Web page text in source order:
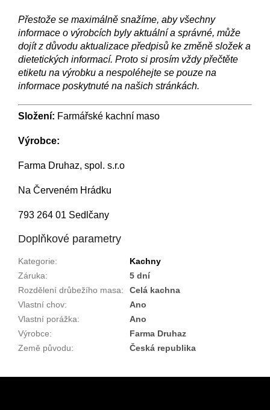
Přestože se maximálně snažíme, aby všechny
informace o výrobcích byly aktuální a správné, může
dojít z důvodu aktualizace předpisů ke změně složek a
dietetických informací. Proto si prosím vždy přečtěte
etiketu na výrobku a nespoléhejte se pouze na
informace poskytnuté na našich stránkách.
Složení: Farmářské kachní maso
Výrobce:
Farma Druhaz, spol. s.r.o
Na Červeném Hrádku
793 264 01 Sedlčany
Doplňkové parametry
Kategorie:
Kachny
Záruka:
5 dní
Rozdělení drůbežího masa:
Celá kachna
Vlastní chov:
Ano
Vlastní porážka:
Ano
Výrobce:
Farma Druhaz
Země původu: Česká republika